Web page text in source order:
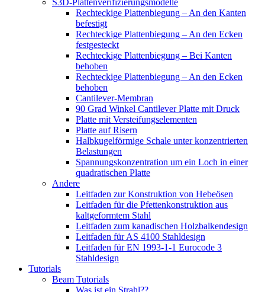
S3D-Plattenverifizierungsmodelle
Rechteckige Plattenbiegung – An den Kanten
befestigt
Rechteckige Plattenbiegung – An den Ecken
festgesteckt
Rechteckige Plattenbiegung – Bei Kanten
behoben
Rechteckige Plattenbiegung – An den Ecken
behoben
Cantilever-Membran
90 Grad Winkel Cantilever Platte mit Druck
Platte mit Versteifungselementen
Platte auf Risern
Halbkugelförmige Schale unter konzentrierten
Belastungen
Spannungskonzentration um ein Loch in einer
quadratischen Platte
Andere
Leitfaden zur Konstruktion von Hebeösen
Leitfaden für die Pfettenkonstruktion aus
kaltgeformtem Stahl
Leitfaden zum kanadischen Holzbalkendesign
Leitfaden für AS 4100 Stahldesign
Leitfaden für EN 1993-1-1 Eurocode 3
Stahldesign
Tutorials
Beam Tutorials